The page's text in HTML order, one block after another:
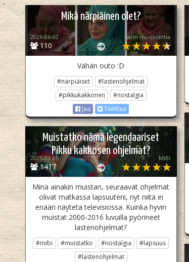
Mikä närpiäinen olet?
110
2026-06-02 karin musisointia
Vähän outo :D
#närpiäiset
#lastenohjelmat
#pikkukakkonen
#nostalgia
Jaa
Twiittaa
Muistatko nämä legendaariset
Pikku kakkosen ohjelmat?
1417
2025-02-05 MiBi
Minä ainakin muistan, seuraavat ohjelmat
olivat matkassa lapsuuteni, nyt niitä ei
enään näytetä televisiossa. Kuinka hyvin
muistat 2000-2016 luvuilla pyörineet
lastenohjelmat?
#mibi #muistatko #nostalgia
#lapsuus
#lastenohjelmat